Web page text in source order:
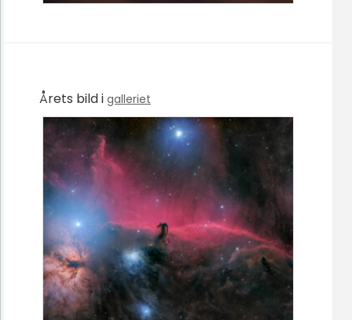
Årets bild i galleriet